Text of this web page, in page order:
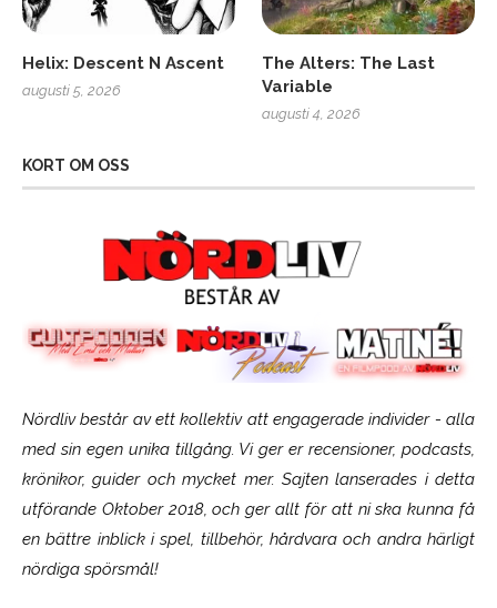
Helix: Descent N Ascent
augusti 5, 2026
The Alters: The Last
Variable
augusti 4, 2026
KORT OM OSS
Nördliv består av ett kollektiv att engagerade individer - alla
med sin egen unika tillgång. Vi ger er recensioner, podcasts,
krönikor, guider och mycket mer. Sajten lanserades i detta
utförande Oktober 2018, och ger allt för att ni ska kunna få
en bättre inblick i spel, tillbehör, hårdvara och andra härligt
nördiga spörsmål!